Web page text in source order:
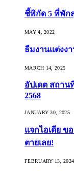
ชี้พิกัด 5 ที่พัก
MAY 4, 2022
ธีมงานแต่งงา
MARCH 14, 2025
อัปเดต สถาน
2568
JANUARY 30, 2025
แจกไอเดีย ข
ตายเลย!
FEBRUARY 13, 2024